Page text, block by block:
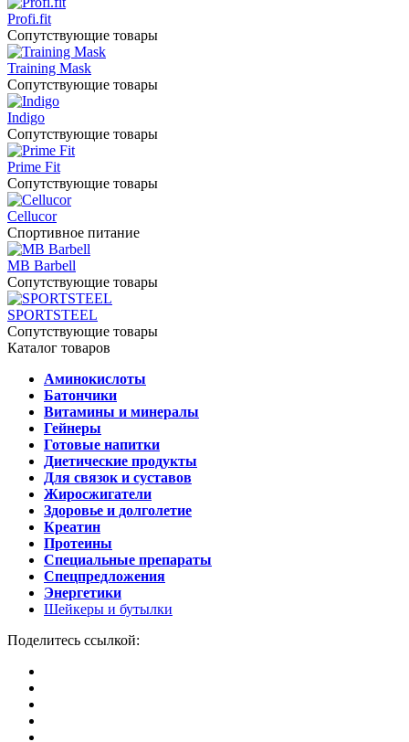
Profi.fit
Сопутствующие товары
Training Mask
Сопутствующие товары
Indigo
Сопутствующие товары
Prime Fit
Сопутствующие товары
Cellucor
Спортивное питание
MB Barbell
Сопутствующие товары
SPORTSTEEL
Сопутствующие товары
Каталог товаров
Аминокислоты
Батончики
Витамины и минералы
Гейнеры
Готовые напитки
Диетические продукты
Для связок и суставов
Жиросжигатели
Здоровье и долголетие
Креатин
Протеины
Специальные препараты
Спецпредложения
Энергетики
Шейкеры и бутылки
Поделитесь ссылкой: